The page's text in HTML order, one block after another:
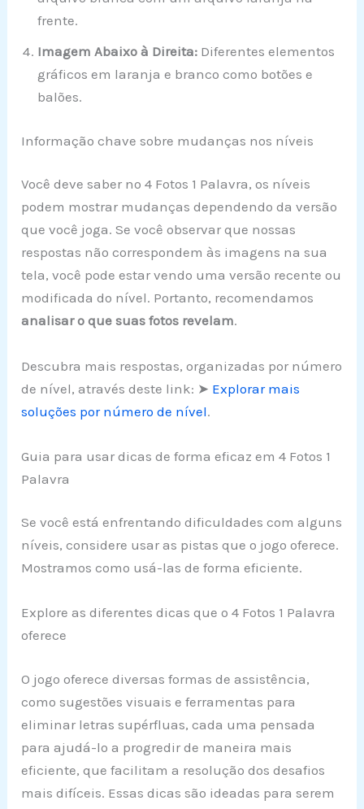
frente.
Imagem Abaixo à Direita: Diferentes elementos
gráficos em laranja e branco como botões e
balões.
Informação chave sobre mudanças nos níveis
Você deve saber no 4 Fotos 1 Palavra, os níveis
podem mostrar mudanças dependendo da versão
que você joga. Se você observar que nossas
respostas não correspondem às imagens na sua
tela, você pode estar vendo uma versão recente ou
modificada do nível. Portanto, recomendamos
analisar o que suas fotos revelam.
Descubra mais respostas, organizadas por número
de nível, através deste link: ➤ Explorar mais
soluções por número de nível.
Guia para usar dicas de forma eficaz em 4 Fotos 1
Palavra
Se você está enfrentando dificuldades com alguns
níveis, considere usar as pistas que o jogo oferece.
Mostramos como usá-las de forma eficiente.
Explore as diferentes dicas que o 4 Fotos 1 Palavra
oferece
O jogo oferece diversas formas de assistência,
como sugestões visuais e ferramentas para
eliminar letras supérfluas, cada uma pensada
para ajudá-lo a progredir de maneira mais
eficiente, que facilitam a resolução dos desafios
mais difíceis. Essas dicas são ideadas para serem